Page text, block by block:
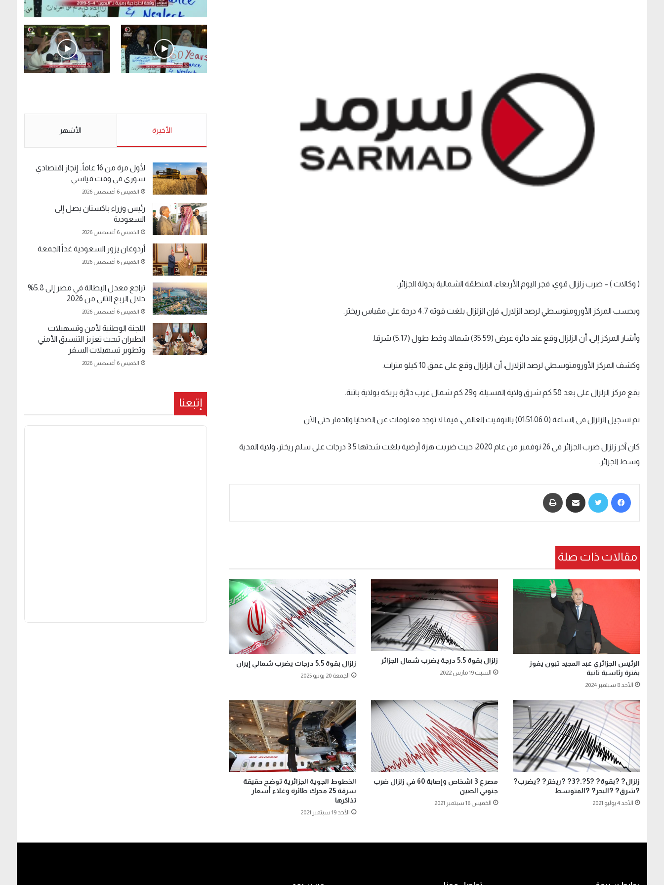
( وكالات ) – ضرب زلزال قوي، فجر اليوم الأربعاء، المنطقة الشمالية بدولة الجزائر.
وبحسب المركز الأورومتوسطي لرصد الزلازل، فإن الزلزال بلغت قوته 4.7 درجة على مقياس ريختر.
وأشار المركز إلى، أن الزلزال وقع عند دائرة عرض (35.59) شمالا، وخط طول (5.17) شرقا.
وكشف المركز الأورومتوسطي لرصد الزلازل، أن الزلزال وقع على عمق 10 كيلو مترات.
يقع مركز الزلزال على بعد 58 كم شرق ولاية المسيلة، و29 كم شمال غرب دائرة بريكة بولاية باتنة.
تم تسجيل الزلزال في الساعة (01:51:06.0) بالتوقيت العالمي، فيما لا توجد معلومات عن الضحايا والدمار حتى الآن.
كان آخر زلزال ضرب الجزائر في 26 نوفمبر من عام 2020، حيث ضربت هزة أرضية بلغت شدتها 3.5 درجات على سلم ريختر، ولاية المدية
وسط الجزائر.
مقالات ذات صلة
الرئيس الجزائري عبد المجيد تبون يفوز
بفترة رئاسية ثانية
الأحد 8 سبتمبر 2024
زلزال بقوة 5.5 درجة يضرب شمال الجزائر
السبت 19 مارس 2022
زلزال بقوة 5.5 درجات يضرب شمالي إيران
الجمعة 20 يونيو 2025
زلزال? ?بقوة? ?5?.?3? ?ريختر? ?يضرب?
?شرق? ?البحر? ?المتوسط
الأحد 4 يوليو 2021
مصرع 3 اشخاص وإصابة 60 في زلزال ضرب
جنوبي الصين
الخميس 16 سبتمبر 2021
الخطوط الجوية الجزائرية توضح حقيقة
سرقة 25 محرك طائرة وغلاء أسعار
تذاكرها
الأحد 19 سبتمبر 2021
.وقفة احتجاجية رمزية لـ”#البدون” في ساحة الإرادة
الأحد 5 مايو 2019
مخدرات يعني ولا خمر؟!.
الأخيرة الأشهر
لأول مرة من 16 عاماً.. إنجاز اقتصادي
سوري في وقت قياسي
الخميس 6 أغسطس 2026
رئيس وزراء باكستان يصل إلى
السعودية
الخميس 6 أغسطس 2026
أردوغان يزور السعودية غداً الجمعة
الخميس 6 أغسطس 2026
تراجع معدل البطالة في مصر إلى 5.8%
خلال الربع الثاني من 2026
الخميس 6 أغسطس 2026
اللجنة الوطنية لأمن وتسهيلات
الطيران تبحث تعزيز التنسيق الأمني
وتطوير تسهيلات السفر
الخميس 6 أغسطس 2026
إتبعنا